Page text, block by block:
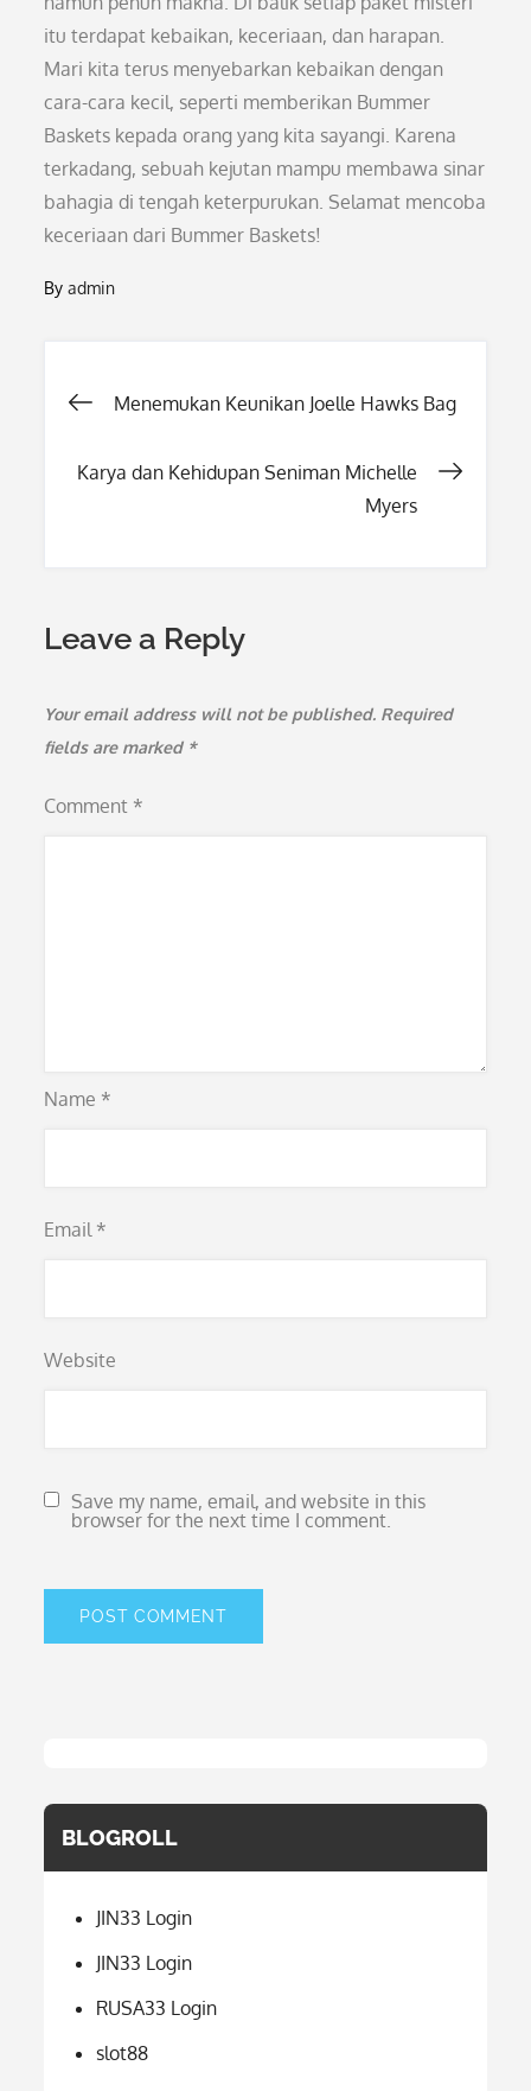
itu terdapat kebaikan, keceriaan, dan harapan.
Mari kita terus menyebarkan kebaikan dengan
cara-cara kecil, seperti memberikan Bummer
Baskets kepada orang yang kita sayangi. Karena
terkadang, sebuah kejutan mampu membawa sinar
bahagia di tengah keterpurukan. Selamat mencoba
keceriaan dari Bummer Baskets!
Byadmin
Post
navigation
Menemukan Keunikan Joelle Hawks Bag
Karya dan Kehidupan Seniman Michelle
Myers
Leave a Reply
Your email address will not be published. Required
fields are marked *
Comment *
Name *
Email *
Website
Save my name, email, and website in this
browser for the next time I comment.
BLOGROLL
JIN33 Login
JIN33 Login
RUSA33 Login
slot88